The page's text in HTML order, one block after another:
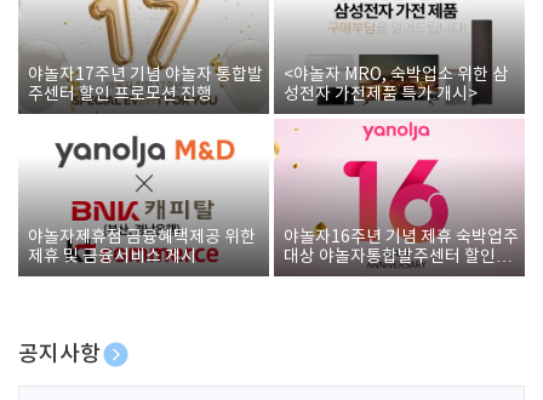
야놀자17주년 기념 야놀자 통합발
주센터 할인 프로모션 진행
<야놀자 MRO, 숙박업소 위한 삼
성전자 가전제품 특가 개시>
야놀자제휴점 금융혜택제공 위한
제휴 및 금융서비스 게시
야놀자16주년 기념 제휴 숙박업주
대상 야놀자통합발주센터 할인쿠
폰 증정
공지사항
[호텔업] 개인정보 처리방침 개정본1 (19.09.02)